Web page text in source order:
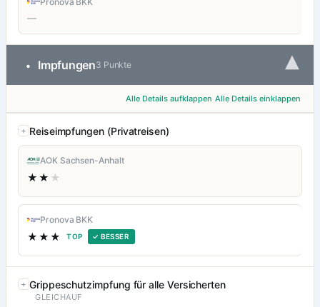
—
• Impfungen3 Punkte ▾
Alle Details aufklappen Alle Details einklappen
Reiseimpfungen (Privatreisen)
AOK Sachsen-Anhalt
★★ ★
Pronova BKK
★★★ TOP ✓ BESSER
Grippeschutzimpfung für alle Versicherten
GLEICHAUF